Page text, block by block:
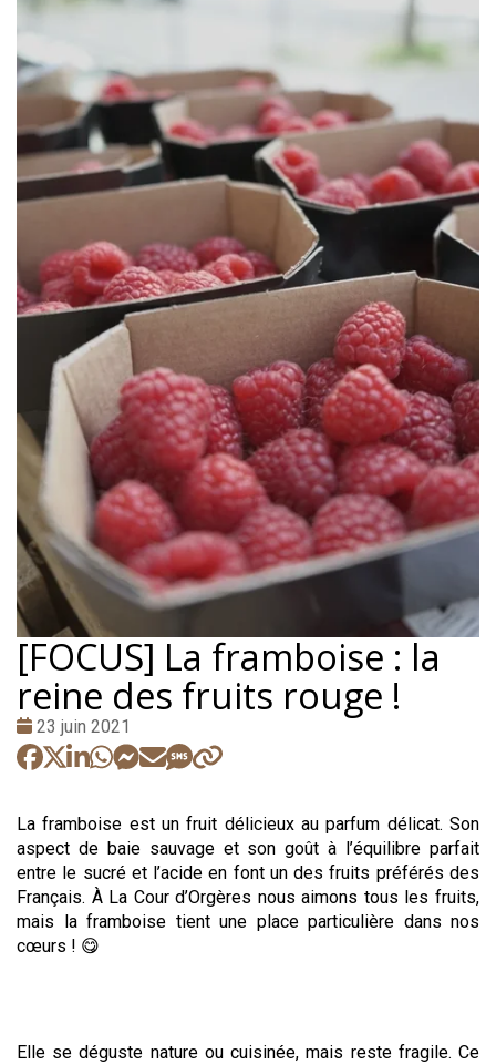
[FOCUS] La framboise : la
reine des fruits rouge !
Date
:
23 juin 2021
La framboise est un fruit délicieux au parfum délicat. Son
aspect de baie sauvage et son goût à l’équilibre parfait
entre le sucré et l’acide en font un des fruits préférés des
Français. À La Cour d’Orgères nous aimons tous les fruits,
mais la framboise tient une place particulière dans nos
cœurs ! 😋
Elle se déguste nature ou cuisinée, mais reste fragile. Ce